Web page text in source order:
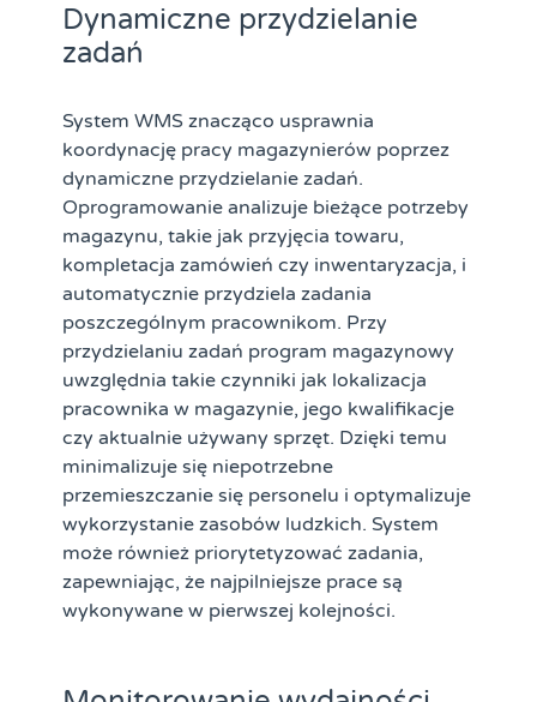
Dynamiczne przydzielanie
zadań
System WMS znacząco usprawnia
koordynację pracy magazynierów poprzez
dynamiczne przydzielanie zadań.
Oprogramowanie analizuje bieżące potrzeby
magazynu, takie jak przyjęcia towaru,
kompletacja zamówień czy inwentaryzacja, i
automatycznie przydziela zadania
poszczególnym pracownikom. Przy
przydzielaniu zadań program magazynowy
uwzględnia takie czynniki jak lokalizacja
pracownika w magazynie, jego kwalifikacje
czy aktualnie używany sprzęt. Dzięki temu
minimalizuje się niepotrzebne
przemieszczanie się personelu i optymalizuje
wykorzystanie zasobów ludzkich. System
może również priorytetyzować zadania,
zapewniając, że najpilniejsze prace są
wykonywane w pierwszej kolejności.